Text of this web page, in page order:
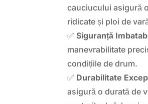
cauciucului asigură
ridicate și ploi de
✅Siguranță
manevrabilitate
condițiile de drum.
✅ Durabilitate
asigură o durată de